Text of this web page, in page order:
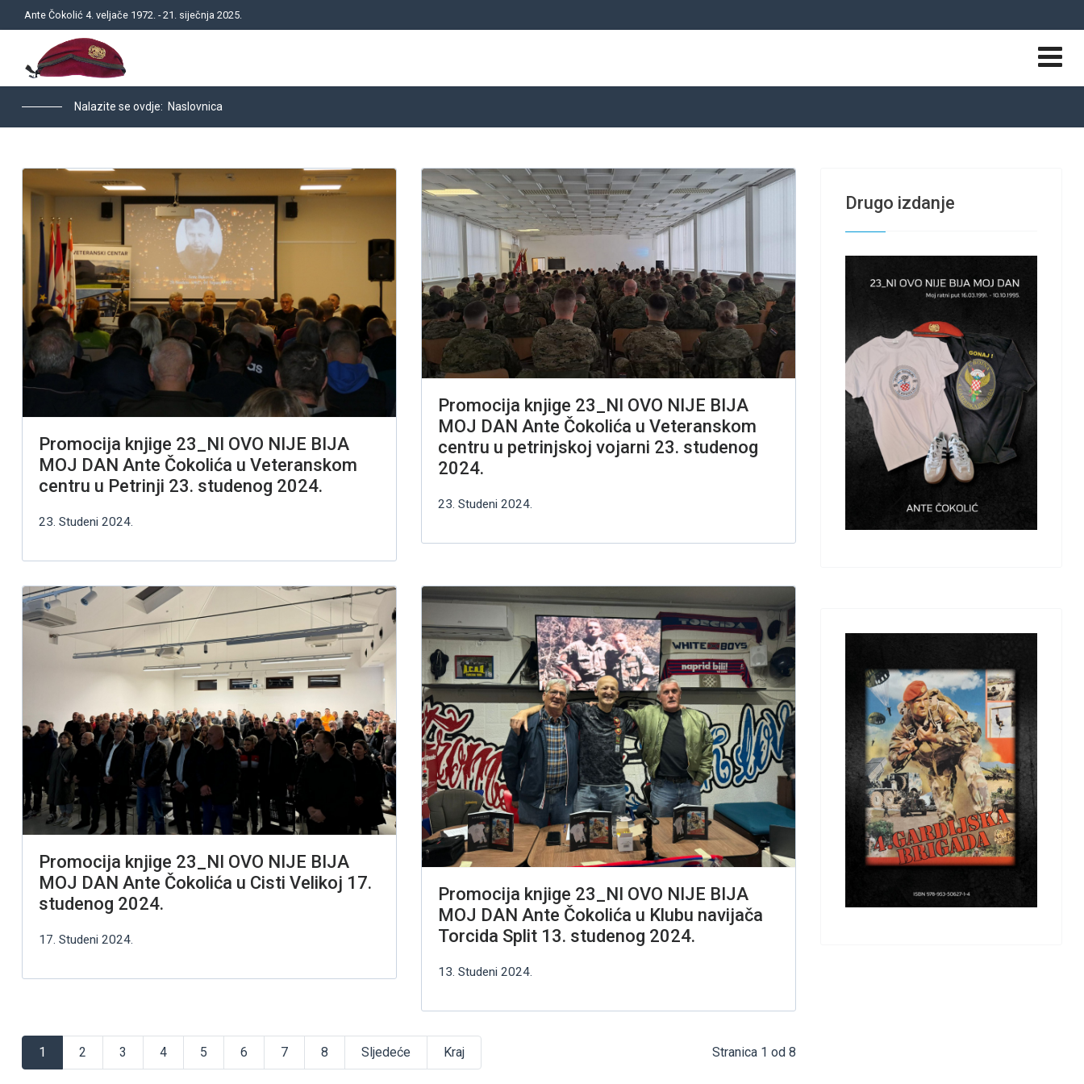
Ante Čokolić 4. veljače 1972. - 21. siječnja 2025.
Nalazite se ovdje: Naslovnica
Promocija knjige 23_NI OVO NIJE BIJA
MOJ DAN Ante Čokolića u Veteranskom
centru u Petrinji 23. studenog 2024.
23. Studeni 2024.
Promocija knjige 23_NI OVO NIJE BIJA
MOJ DAN Ante Čokolića u Veteranskom
centru u petrinjskoj vojarni 23. studenog
2024.
23. Studeni 2024.
Promocija knjige 23_NI OVO NIJE BIJA
MOJ DAN Ante Čokolića u Cisti Velikoj 17.
studenog 2024.
17. Studeni 2024.
Promocija knjige 23_NI OVO NIJE BIJA
MOJ DAN Ante Čokolića u Klubu navijača
Torcida Split 13. studenog 2024.
13. Studeni 2024.
1 2 3 4 5 6 7 8 Sljedeće Kraj Stranica 1 od 8
Drugo izdanje